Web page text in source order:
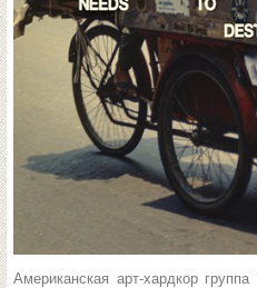
Американская арт-хардкор группа